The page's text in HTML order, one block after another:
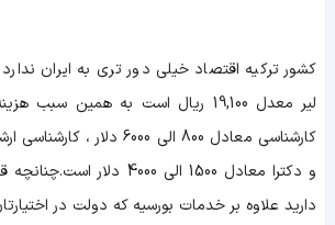
کشور ترکیه اقتصاد خیلی دور تری به ایران
لیر معدل 19,100 ریال است به همین
و دکترا معادل 1500 الی 4000
دارید علاوه بر خدمات بورسیه که دولت در